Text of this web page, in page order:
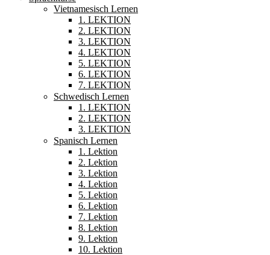
Vietnamesisch Lernen
1. LEKTION
2. LEKTION
3. LEKTION
4. LEKTION
5. LEKTION
6. LEKTION
7. LEKTION
Schwedisch Lernen
1. LEKTION
2. LEKTION
3. LEKTION
Spanisch Lernen
1. Lektion
2. Lektion
3. Lektion
4. Lektion
5. Lektion
6. Lektion
7. Lektion
8. Lektion
9. Lektion
10. Lektion